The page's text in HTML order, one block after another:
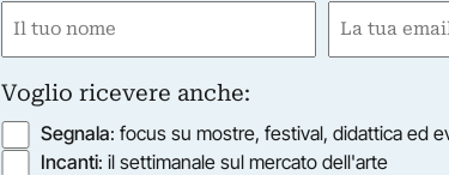
Nome
Email
Voglio ricevere anche:
Segnala: focus su mostre, festival, didattica ed
Incanti: il settimanale sul mercato dell'arte